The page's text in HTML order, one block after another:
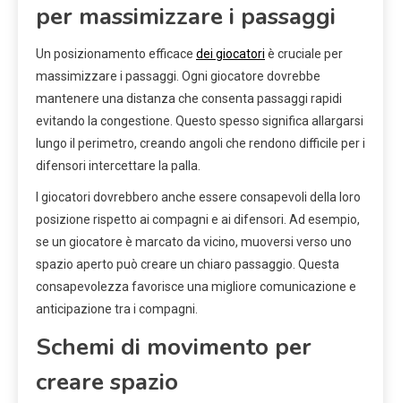
per massimizzare i passaggi
Un posizionamento efficace dei giocatori è cruciale per
massimizzare i passaggi. Ogni giocatore dovrebbe
mantenere una distanza che consenta passaggi rapidi
evitando la congestione. Questo spesso significa allargarsi
lungo il perimetro, creando angoli che rendono difficile per i
difensori intercettare la palla.
I giocatori dovrebbero anche essere consapevoli della loro
posizione rispetto ai compagni e ai difensori. Ad esempio,
se un giocatore è marcato da vicino, muoversi verso uno
spazio aperto può creare un chiaro passaggio. Questa
consapevolezza favorisce una migliore comunicazione e
anticipazione tra i compagni.
Schemi di movimento per
creare spazio